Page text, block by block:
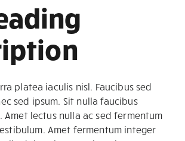
platea iaculis nisl. Faucibus sed
sed ipsum. Sit nulla faucibus
Amet lectus nulla ac sed fermentum
Amet fermentum integer